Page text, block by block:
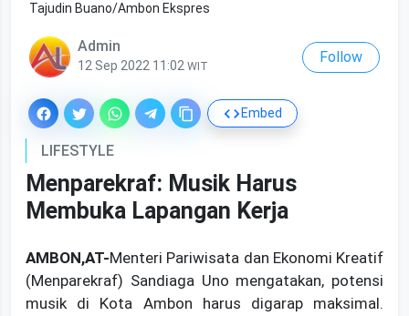
Tajudin Buano/Ambon Ekspres
Admin
12 Sep 2022 11:02 WIT
Follow
Embed
LIFESTYLE
Menparekraf: Musik Harus
Membuka Lapangan Kerja
AMBON,AT-Menteri Pariwisata dan Ekonomi Kreatif
(Menparekraf) Sandiaga Uno mengatakan, potensi
musik di Kota Ambon harus digarap maksimal.